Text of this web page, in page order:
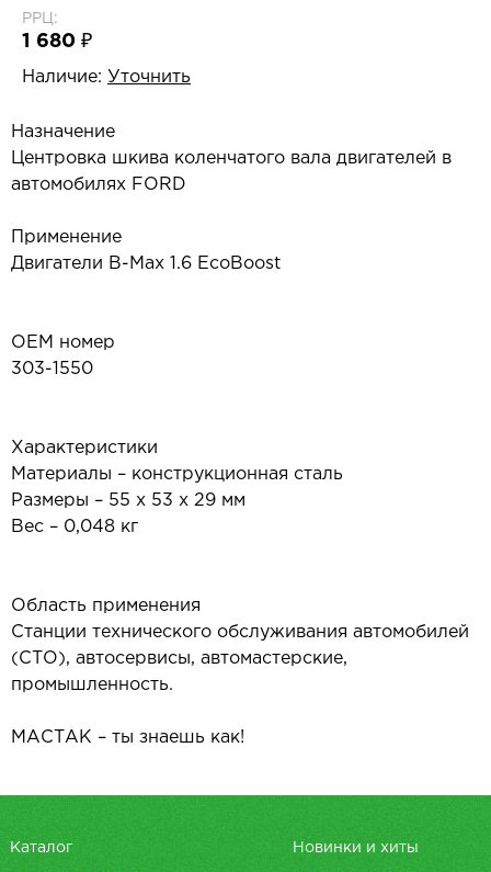
РРЦ:
1 680 ₽
Наличие: Уточнить
Назначение
Центровка шкива коленчатого вала двигателей в
автомобилях FORD
Применение
Двигатели B-Max 1.6 EcoBoost
OEM номер
303-1550
Характеристики
Материалы – конструкционная сталь
Размеры – 55 х 53 х 29 мм
Вес – 0,048 кг
Область применения
Станции технического обслуживания автомобилей
(СТО), автосервисы, автомастерские,
промышленность.
МАСТАК – ты знаешь как!
Каталог Новинки и хиты